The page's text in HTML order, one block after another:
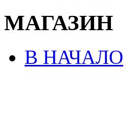
МАГАЗИН
В НАЧАЛО